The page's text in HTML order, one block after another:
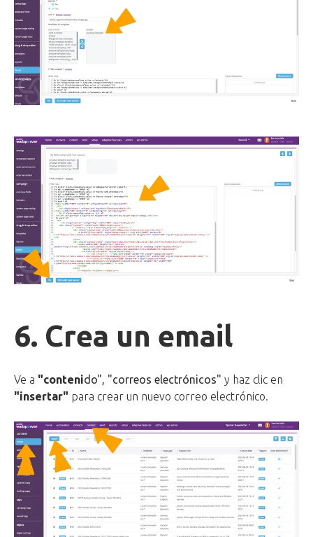
6. Crea un email
Ve a "contenido", "correos electrónicos" y haz clic en
"insertar" para crear un nuevo correo electrónico.